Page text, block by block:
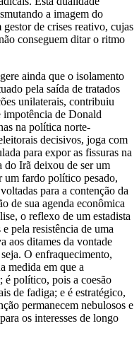
a imagem do
de crises reativo, cujas
conseguem ditar o ritmo
ainda que o isolamento
pela saída de tratados
unilaterais, contribuiu
impotência de Donald
na política norte-
decisivos, joga com
para expor as fissuras na
do Irã deixou de ser um
um fardo político pesado,
para a contenção da
de sua agenda econômica
o reflexo de um estadista
pela resistência de uma
aos ditames da vontade
O enfraquecimento,
medida em que a
político, pois a coesão
de fadiga; e é estratégico,
permanecem nebulosos e
os interesses de longo